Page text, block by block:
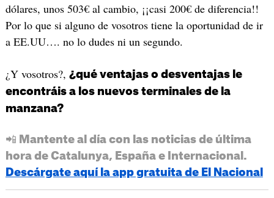
dólares, unos 503€ al cambio, ¡¡casi 200€ de diferencia!!
Por lo que si alguno de vosotros tiene la oportunidad de ir
a EE.UU…. no lo dudes ni un segundo.
¿Y vosotros?, ¿qué ventajas o desventajas le
encontráis a los nuevos terminales de la
manzana?
📲 Mantente al día con las noticias de última
hora de Catalunya, España e Internacional.
Descárgate aquí la app gratuita de El Nacional